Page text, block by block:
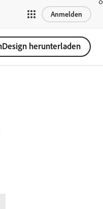
Anmelden
herunterladen